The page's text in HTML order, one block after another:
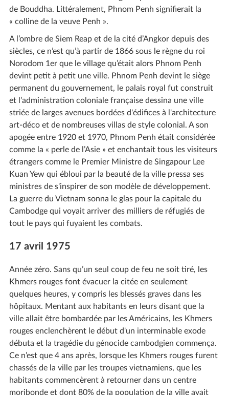
de Bouddha. Littéralement, Phnom Penh signifierait la
« colline de la veuve Penh ».
A l’ombre de Siem Reap et de la cité d’Angkor depuis des
siècles, ce n’est qu’à partir de 1866 sous le règne du roi
Norodom 1er que le village qu’était alors Phnom Penh
devint petit à petit une ville. Phnom Penh devint le siège
permanent du gouvernement, le palais royal fut construit
et l’administration coloniale française dessina une ville
striée de larges avenues bordées d'édifices à l'architecture
art-déco et de nombreuses villas de style colonial. A son
apogée entre 1920 et 1970, Phnom Penh était considérée
comme la « perle de l’Asie » et enchantait tous les visiteurs
étrangers comme le Premier Ministre de Singapour Lee
Kuan Yew qui ébloui par la beauté de la ville pressa ses
ministres de s'inspirer de son modèle de développement.
La guerre du Vietnam sonna le glas pour la capitale du
Cambodge qui voyait arriver des milliers de réfugiés de
tout le pays qui fuyaient les combats.
17 avril 1975
Année zéro. Sans qu’un seul coup de feu ne soit tiré, les
Khmers rouges font évacuer la citée en seulement
quelques heures, y compris les blessés graves dans les
hôpitaux. Mentant aux habitants en leurs disant que la
ville allait être bombardée par les Américains, les Khmers
rouges enclenchèrent le début d'un interminable exode
débuta et la tragédie du génocide cambodgien commença.
Ce n’est que 4 ans après, lorsque les Khmers rouges furent
chassés de la ville par les troupes vietnamiens, que les
habitants commencèrent à retourner dans un centre
moribonde et dont 80% de la population de la ville avait